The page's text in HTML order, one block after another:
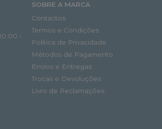
›
SOBRE A MARCA
Contactos
Termos e Condições
Política de Privacidade
Métodos de Pagamento
Envios e Entregas
Trocas e Devoluções
Livro de Reclamações